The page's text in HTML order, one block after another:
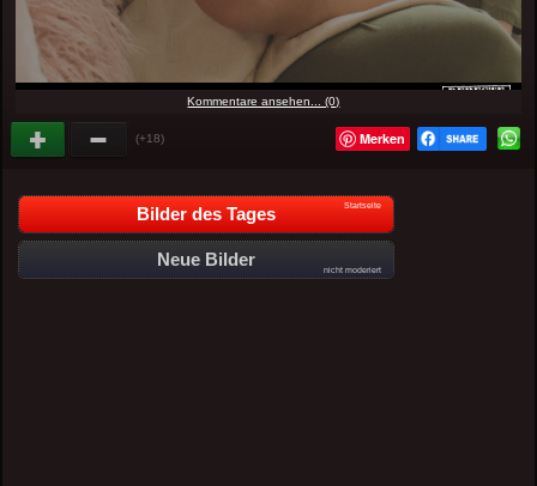
Kommentare ansehen... (0)
(+18) Merken
Bilder des Tages Startseite
Neue Bilder
nicht moderiert